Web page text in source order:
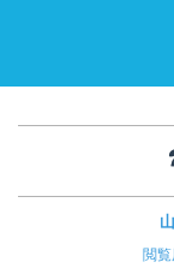
閲